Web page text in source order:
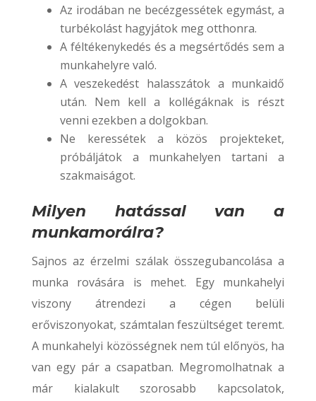
Az irodában ne becézgessétek egymást, a
turbékolást hagyjátok meg otthonra.
A féltékenykedés és a megsértődés sem a
munkahelyre való.
A veszekedést halasszátok a munkaidő
után. Nem kell a kollégáknak is részt
venni ezekben a dolgokban.
Ne keressétek a közös projekteket,
próbáljátok a munkahelyen tartani a
szakmaiságot.
Milyen hatással van a
munkamorálra?
Sajnos az érzelmi szálak összegubancolása a
munka rovására is mehet. Egy munkahelyi
viszony átrendezi a cégen belüli
erőviszonyokat, számtalan feszültséget teremt.
A munkahelyi közösségnek nem túl előnyös, ha
van egy pár a csapatban. Megromolhatnak a
már kialakult szorosabb kapcsolatok,